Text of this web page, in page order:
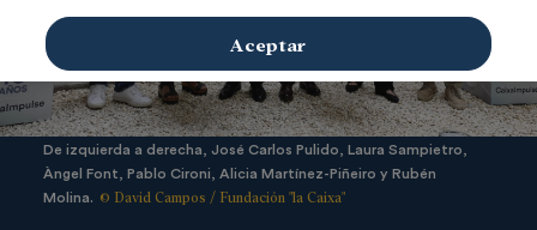
De izquierda a derecha, José Carlos Pulido, Laura Sampietro,
Àngel Font, Pablo Cironi, Alicia Martínez-Piñeiro y Rubén
Molina. © David Campos / Fundación "la Caixa"
Aceptar